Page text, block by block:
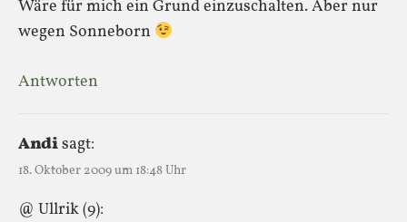
Wäre für mich ein Grund einzuschalten. Aber nur
wegen Sonneborn
Antworten
Andisagt:
18. Oktober 2009 um 18:48 Uhr
@ Ullrik (9):